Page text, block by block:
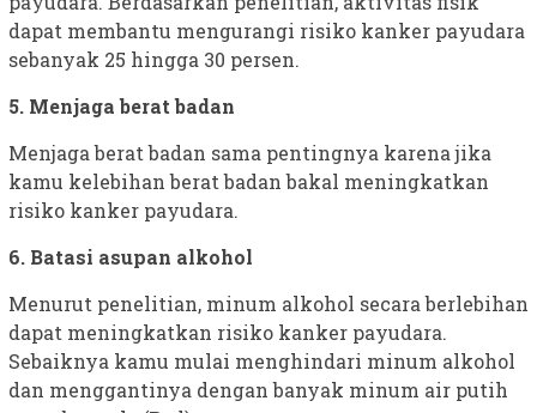
dapat membantu mengurangi risiko kanker payudara
sebanyak 25 hingga 30 persen.
5. Menjaga berat badan
Menjaga berat badan sama pentingnya karena jika
kamu kelebihan berat badan bakal meningkatkan
risiko kanker payudara.
6. Batasi asupan alkohol
Menurut penelitian, minum alkohol secara berlebihan
dapat meningkatkan risiko kanker payudara.
Sebaiknya kamu mulai menghindari minum alkohol
dan menggantinya dengan banyak minum air putih